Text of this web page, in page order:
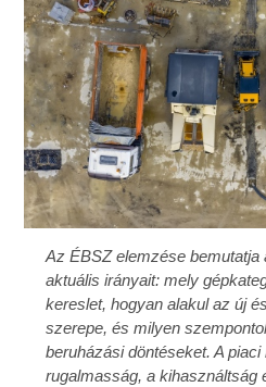
Az ÉBSZ elemzése bemutatja
aktuális irányait: mely
kereslet, hogyan alakul az új
szerepe, és milyen
beruházási döntéseket. A piaci
rugalmasság, a kihasználtság